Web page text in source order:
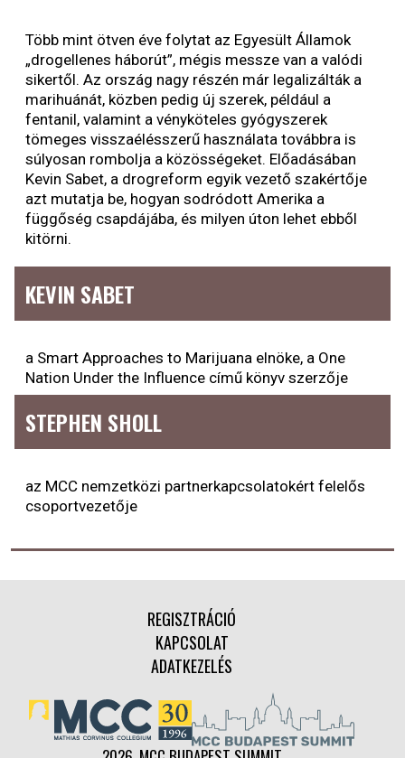
Több mint ötven éve folytat az Egyesült Államok
„drogellenes háborút”, mégis messze van a valódi
sikertől. Az ország nagy részén már legalizálták a
marihuánát, közben pedig új szerek, például a
fentanil, valamint a vényköteles gyógyszerek
tömeges visszaélésszerű használata továbbra is
súlyosan rombolja a közösségeket. Előadásában
Kevin Sabet, a drogreform egyik vezető szakértője
azt mutatja be, hogyan sodródott Amerika a
függőség csapdájába, és milyen úton lehet ebből
kitörni.
KEVIN SABET
a Smart Approaches to Marijuana elnöke, a One
Nation Under the Influence című könyv szerzője
STEPHEN SHOLL
az MCC nemzetközi partnerkapcsolatokért felelős
csoportvezetője
REGISZTRÁCIÓ
KAPCSOLAT
ADATKEZELÉS